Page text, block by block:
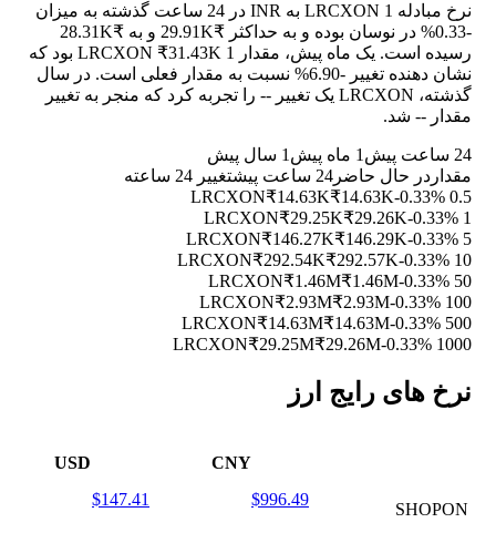
نرخ مبادله 1 LRCXON به INR در 24 ساعت گذشته به میزان
-0.33%
در نوسان بوده و به حداکثر ₹29.91K و به ₹28.31K
رسیده است. یک ماه پیش، مقدار 1 LRCXON ₹31.43K بود که
نشان دهنده تغییر -6.90%
نسبت به مقدار فعلی است. در سال
گذشته، LRCXON یک تغییر
-- را تجربه کرد که منجر به تغییر
مقدار -- شد.
24 ساعت پیش 1 ماه پیش
1 سال پیش
مقدار در حال حاضر 24 ساعت پیش
تغییر 24 ساعته
0.5 LRCXON
₹14.63K₹14.63K-0.33%
1 LRCXON
₹29.25K₹29.26K-0.33%
5 LRCXON
₹146.27K₹146.29K-0.33%
10 LRCXON
₹292.54K₹292.57K-0.33%
50 LRCXON
₹1.46M₹1.46M-0.33%
100 LRCXON
₹2.93M₹2.93M-0.33%
500 LRCXON
₹14.63M₹14.63M-0.33%
1000 LRCXON
₹29.25M₹29.26M-0.33%
نرخ های رایج ارز
CNY
USD
SHOPON
$996.49
$147.41